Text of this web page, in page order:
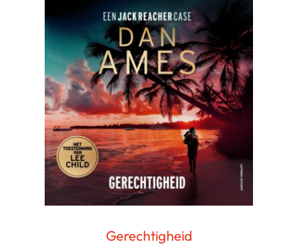
Gerechtigheid